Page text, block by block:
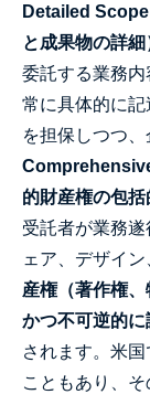
Detailed
と成果物の詳細
委託する業務
常に具体的に
を担保しつつ
的財産権の包括
受託者が業務
ェア、デザイ
産権（著作権、
かつ不可逆的
されます。米
こともあり、そ